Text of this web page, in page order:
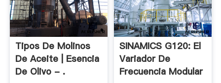
Tipos De Molinos
De Aceite | Esencia
De Olivo - .
SINAMICS G120: El
Variador De
Frecuencia Modular